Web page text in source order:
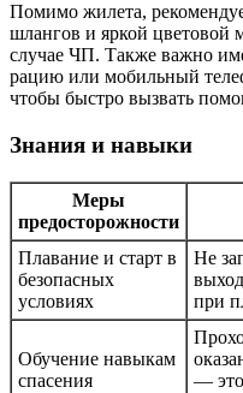
Помимо жилета,
шлангов и яркой цветовой
случае ЧП. Также важно
рацию или мобильный
чтобы быстро вызвать
Знания и навыки
Меры
предосторожности
Плавание и старт в
безопасных
условиях
Не
при
Обучение навыкам
спасения
—